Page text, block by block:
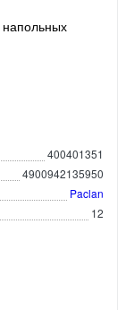
400401351
4900942135950
Paclan
12